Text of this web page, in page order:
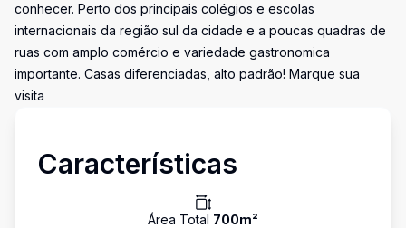
conhecer. Perto dos principais colégios e escolas
internacionais da região sul da cidade e a poucas quadras de
ruas com amplo comércio e variedade gastronomica
importante. Casas diferenciadas, alto padrão! Marque sua
visita
Características
Área Total 700m²